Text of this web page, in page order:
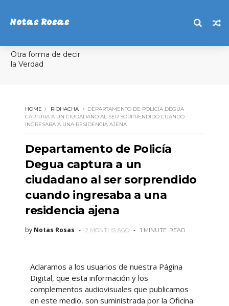
Notas Rosas
Otra forma de decir
la Verdad
HOME RIOHACHA
DEPARTAMENTO DE POLICÍA DEGUA
CAPTURA A UN CIUDADANO AL SER SORPRENDIDO CUANDO
INGRESABA A UNA RESIDENCIA AJENA
Departamento de Policía
Degua captura a un
ciudadano al ser sorprendido
cuando ingresaba a una
residencia ajena
by Notas Rosas 2 MONTHS AGO 1 MINUTE READ
Aclaramos a los usuarios de nuestra Página
Digital, que esta información y los
complementos audiovisuales que publicamos
en este medio, son suministrada por la Oficina